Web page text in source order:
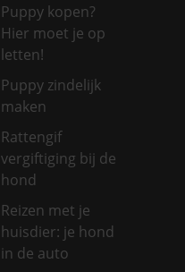
Puppy kopen?
Hier moet je op
letten!
Puppy zindelijk
maken
Rattengif
vergiftiging bij de
hond
Reizen met je
huisdier: je hond
in de auto